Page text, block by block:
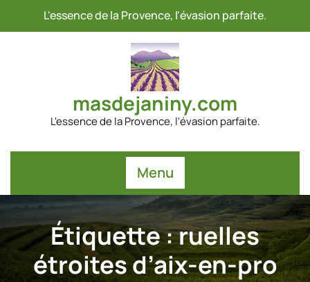
L'essence de la Provence, l'évasion parfaite.
masdejaniny.com
L'essence de la Provence, l'évasion parfaite.
Menu
Étiquette :ruelles
étroites d’aix-en-pro